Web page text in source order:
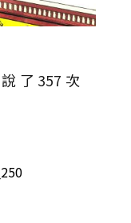
了357次